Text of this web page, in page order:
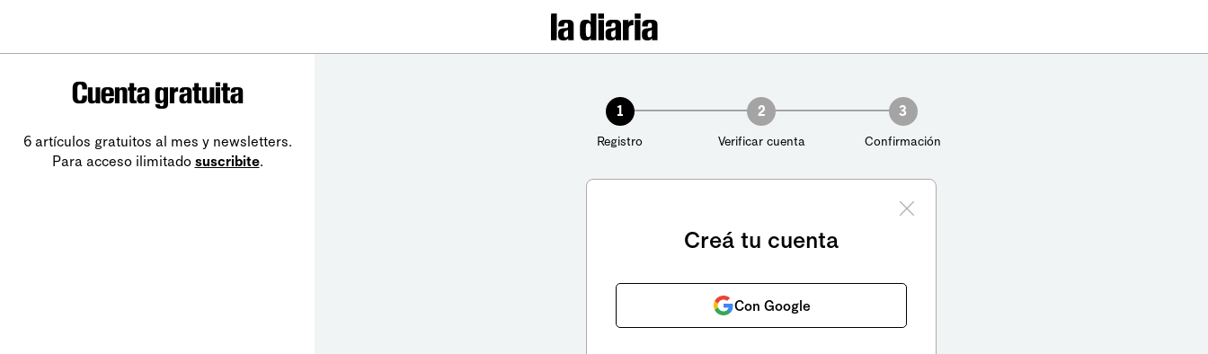
Cuenta gratuita
6 artículos gratuitos al mes y newsletters.
Para acceso ilimitado suscribite.
1
Registro
2
Verificar cuenta
3
Confirmación
Creá tu cuenta
Con Google